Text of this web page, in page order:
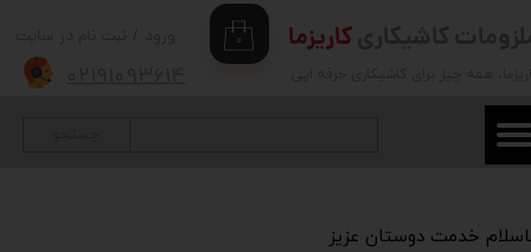
۰
تغییر گذر واژه
سفارشات
کاریزما
خدمت دوستان عزیز